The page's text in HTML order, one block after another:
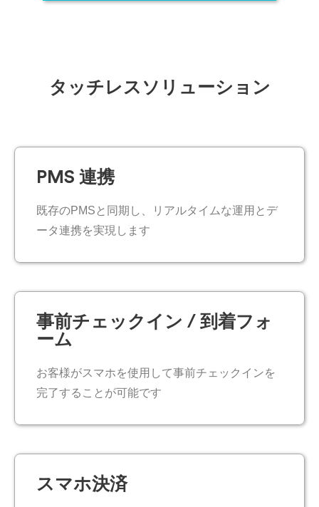
タッチレスソリューション​
PMS 連携​
既存のPMSと同期し、リアルタイムな運用とデ
ータ連携を実現します​
事前チェックイン / 到着フォ
ーム​
お客様がスマホを使用して事前チェックインを
完了することが可能です​
スマホ決済​